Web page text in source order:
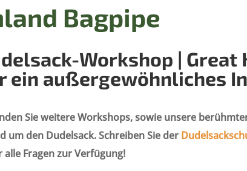
Bagpipe
Workshop | Great
ein außergewöhnliches
Sie weitere Workshops, sowie unsere
um den Dudelsack. Schreiben Sie der
Fragen zur Verfügung!